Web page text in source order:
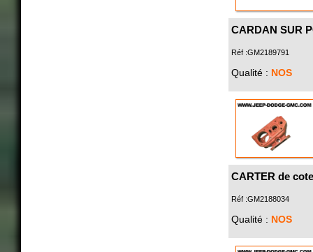
CARDAN SUR
Réf :GM2189791
Qualité : NOS
CARTER de
Réf :GM2188034
Qualité : NOS